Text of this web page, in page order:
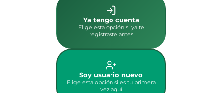
Ya tengo cuenta
Elige esta opción si ya te
registraste antes
Soy usuario nuevo
Elige esta opción si es tu primera
vez aquí